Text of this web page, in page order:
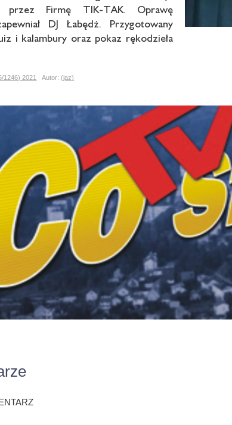
przez Firmę TIK-TAK. Oprawę
DJ Łabędź. Przygotowany
i kalambury oraz pokaz rękodzieła
1246) 2021 Autor:(jaz)